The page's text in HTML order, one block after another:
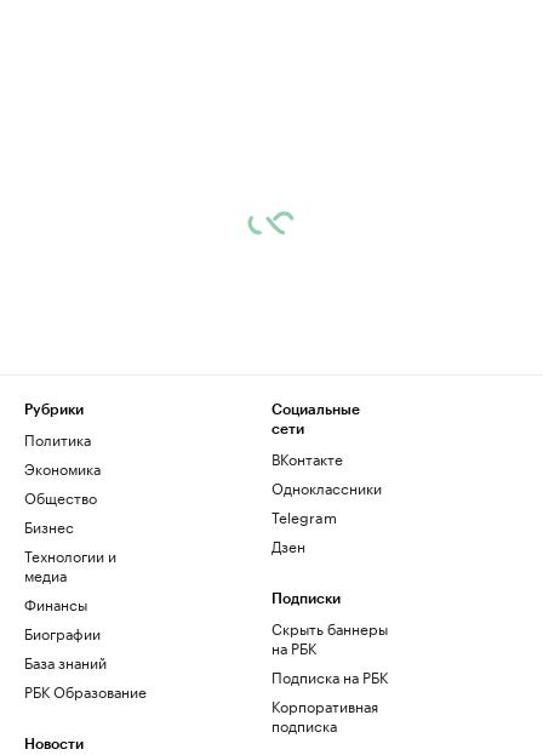
Рубрики
Политика
Экономика
Общество
Бизнес
Технологии и
медиа
Финансы
Биографии
База знаний
РБК Образование
Новости
Социальные
сети
ВКонтакте
Одноклассники
Telegram
Дзен
Подписки
Скрыть баннеры
на РБК
Подписка на РБК
Корпоративная
подписка